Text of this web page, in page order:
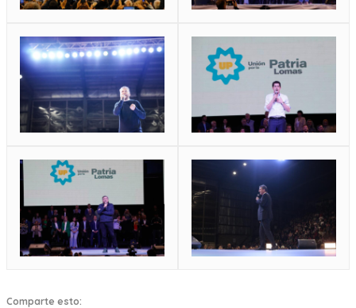
Comparte esto: